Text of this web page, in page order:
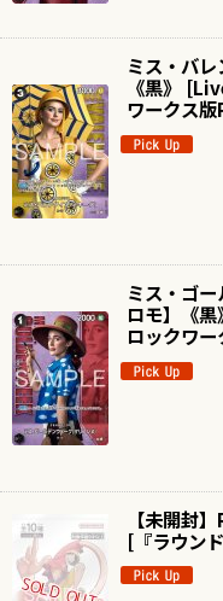
ミス・バレ
《黒》 [
ワークス
ミス・ゴ
ロモ】《黒
ロックワ
【未開封
[ 『ラウン